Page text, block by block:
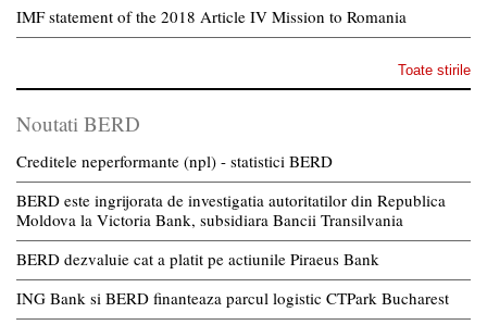
IMF statement of the 2018 Article IV Mission to Romania
Toate stirile
Noutati BERD
Creditele neperformante (npl) - statistici BERD
BERD este ingrijorata de investigatia autoritatilor din Republica
Moldova la Victoria Bank, subsidiara Bancii Transilvania
BERD dezvaluie cat a platit pe actiunile Piraeus Bank
ING Bank si BERD finanteaza parcul logistic CTPark Bucharest